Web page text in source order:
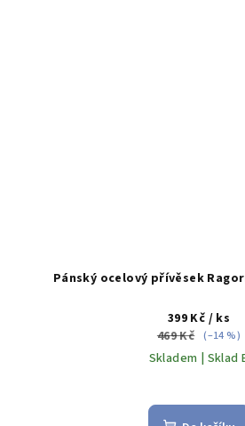
Pánský ocelový přívěsek
399 Kč / ks
469 Kč (–14 %)
Skladem | Sklad